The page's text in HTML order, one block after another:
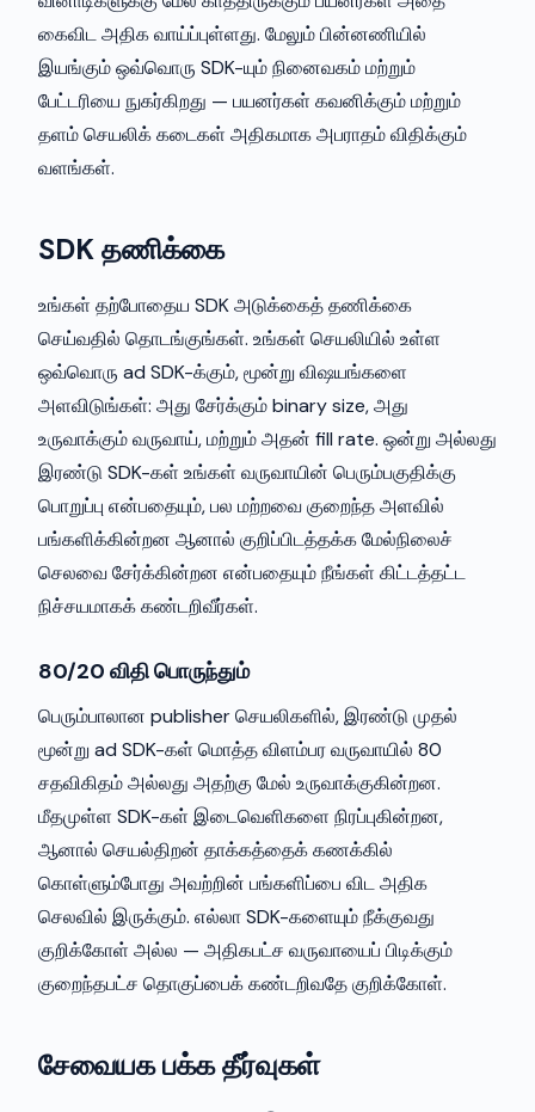
கைவிட அதிக வாய்ப்புள்ளது. மேலும் பின்னணியில்
இயங்கும் ஒவ்வொரு SDK-யும் நினைவகம் மற்றும்
பேட்டரியை நுகர்கிறது — பயனர்கள் கவனிக்கும் மற்றும்
தளம் செயலிக் கடைகள் அதிகமாக அபராதம் விதிக்கும்
வளங்கள்.
SDK தணிக்கை
உங்கள் தற்போதைய SDK அடுக்கைத் தணிக்கை
செய்வதில் தொடங்குங்கள். உங்கள் செயலியில் உள்ள
ஒவ்வொரு ad SDK-க்கும், மூன்று விஷயங்களை
அளவிடுங்கள்: அது சேர்க்கும் binary size, அது
உருவாக்கும் வருவாய், மற்றும் அதன் fill rate. ஒன்று அல்லது
இரண்டு SDK-கள் உங்கள் வருவாயின் பெரும்பகுதிக்கு
பொறுப்பு என்பதையும், பல மற்றவை குறைந்த அளவில்
பங்களிக்கின்றன ஆனால் குறிப்பிடத்தக்க மேல்நிலைச்
செலவை சேர்க்கின்றன என்பதையும் நீங்கள் கிட்டத்தட்ட
நிச்சயமாகக் கண்டறிவீர்கள்.
80/20 விதி பொருந்தும்
பெரும்பாலான publisher செயலிகளில், இரண்டு முதல்
மூன்று ad SDK-கள் மொத்த விளம்பர வருவாயில் 80
சதவிகிதம் அல்லது அதற்கு மேல் உருவாக்குகின்றன.
மீதமுள்ள SDK-கள் இடைவெளிகளை நிரப்புகின்றன,
ஆனால் செயல்திறன் தாக்கத்தைக் கணக்கில்
கொள்ளும்போது அவற்றின் பங்களிப்பை விட அதிக
செலவில் இருக்கும். எல்லா SDK-களையும் நீக்குவது
குறிக்கோள் அல்ல — அதிகபட்ச வருவாயைப் பிடிக்கும்
குறைந்தபட்ச தொகுப்பைக் கண்டறிவதே குறிக்கோள்.
சேவையக பக்க தீர்வுகள்